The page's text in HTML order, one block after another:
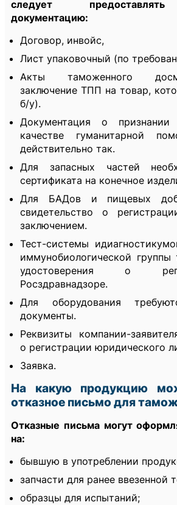
следует
документацию:
Договор, инвойс,
Лист упаковочный (по
Акты таможенного
заключение ТПП на товар,
б/у).
Документация о
качестве гуманитарной
действительно так.
Для запасных частей
сертификата на конечное
Для БАДов и пищевых
свидетельство о
заключением.
Тест-системы
иммунобиологической группы
удостоверения о
Росздравнадзоре.
Для оборудования
документы.
Реквизиты компании-
о регистрации юридического
Заявка.
На какую продукцию
отказное письмо для
Отказные письма могут
на:
бывшую в употреблении
запчасти для ранее ввезенной
образцы для испытаний;